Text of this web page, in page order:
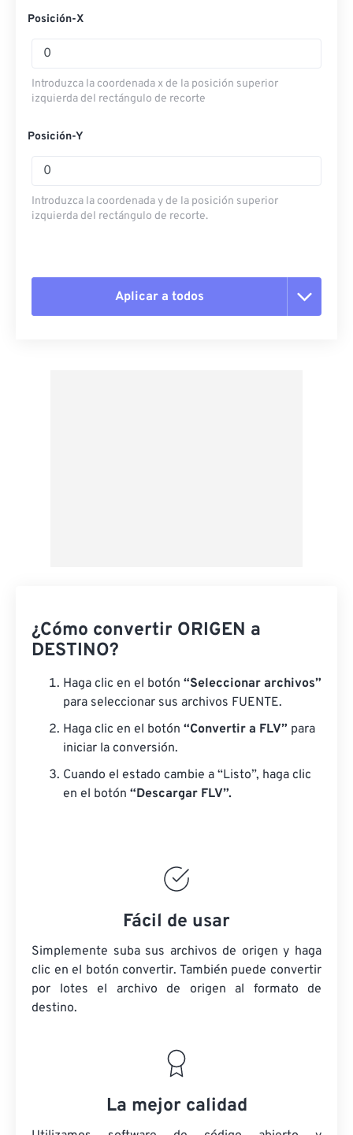
Posición-X
Introduzca la coordenada x de la posición superior
izquierda del rectángulo de recorte
Posición-Y
Introduzca la coordenada y de la posición superior
izquierda del rectángulo de recorte.
Aplicar a todos
¿Cómo convertir ORIGEN a
DESTINO?
Haga clic en el botón “Seleccionar archivos”
para seleccionar sus archivos FUENTE.
Haga clic en el botón “Convertir a FLV” para
iniciar la conversión.
Cuando el estado cambie a “Listo”, haga clic
en el botón “Descargar FLV”.
Fácil de usar
Simplemente suba sus archivos de origen y haga
clic en el botón convertir. También puede convertir
por lotes el archivo de origen al formato de
destino.
La mejor calidad